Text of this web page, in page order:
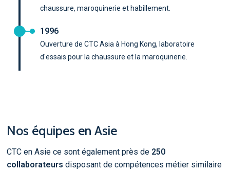
chaussure, maroquinerie et habillement.
1996
Ouverture de CTC Asia à Hong Kong, laboratoire
d'essais pour la chaussure et la maroquinerie.
Nos équipes en Asie
CTC en Asie ce sont également près de 250
collaborateurs disposant de compétences métier similaire